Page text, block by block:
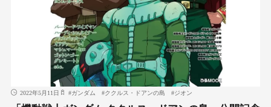
2022年5月11日 #ガンダム #ククルス・ドアンの島 #ジオン